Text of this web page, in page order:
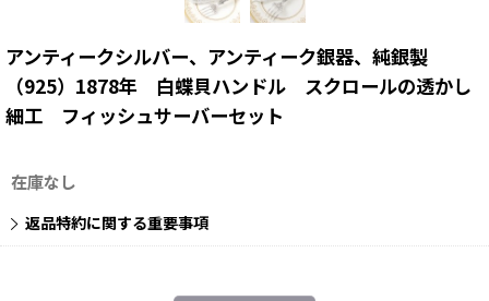
アンティークシルバー、アンティーク銀器、純銀製
（925）1878年 白蝶貝ハンドル スクロールの透かし
細工 フィッシュサーバーセット
在庫なし
返品特約に関する重要事項